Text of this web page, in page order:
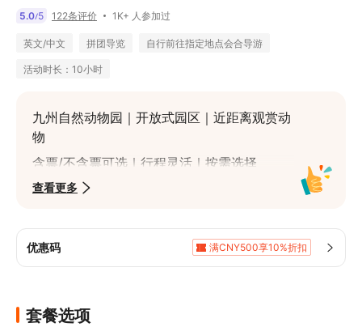
5.0/5 122条评价 1K+ 人参加过
英文/中文 拼团导览 自行前往指定地点会合导游
活动时长：10小时
九州自然动物园｜开放式园区｜近距离观赏动
物
含票/不含票可选｜行程灵活｜按需选择
由布岳远景打卡｜九州代表性火山风景
别府海地狱｜地狱巡游代表景点｜高辨识度
博多往返一日游｜1人成团｜轻松好安排
查看更多
优惠码
满CNY500享10%折扣
满CNY1,686.9享5%折扣
套餐选项